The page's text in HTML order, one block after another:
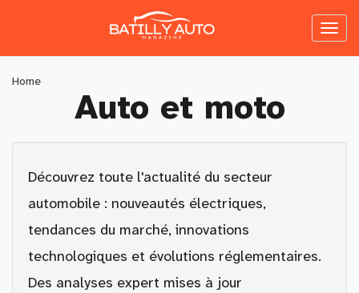
content
You
Home
Auto et moto
Découvrez toute l'actualité du secteur
automobile : nouveautés électriques,
tendances du marché, innovations
technologiques et évolutions réglementaires.
Des analyses expert mises à jour